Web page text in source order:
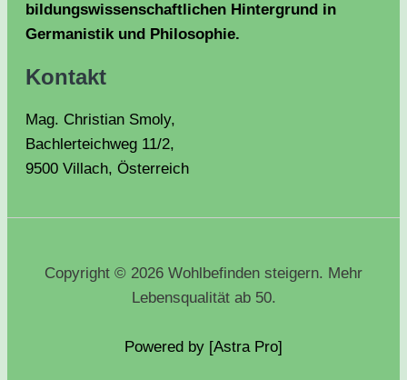
bildungswissenschaftlichen Hintergrund in
Germanistik und Philosophie.
Kontakt
Mag. Christian Smoly,
Bachlerteichweg 11/2,
9500 Villach, Österreich
Copyright © 2026 Wohlbefinden steigern. Mehr
Lebensqualität ab 50.
Powered by [Astra Pro]